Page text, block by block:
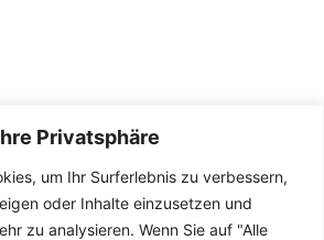
Privatsphäre
um Ihr Surferlebnis zu verbessern,
oder Inhalte einzusetzen und
zu analysieren. Wenn Sie auf "Alle